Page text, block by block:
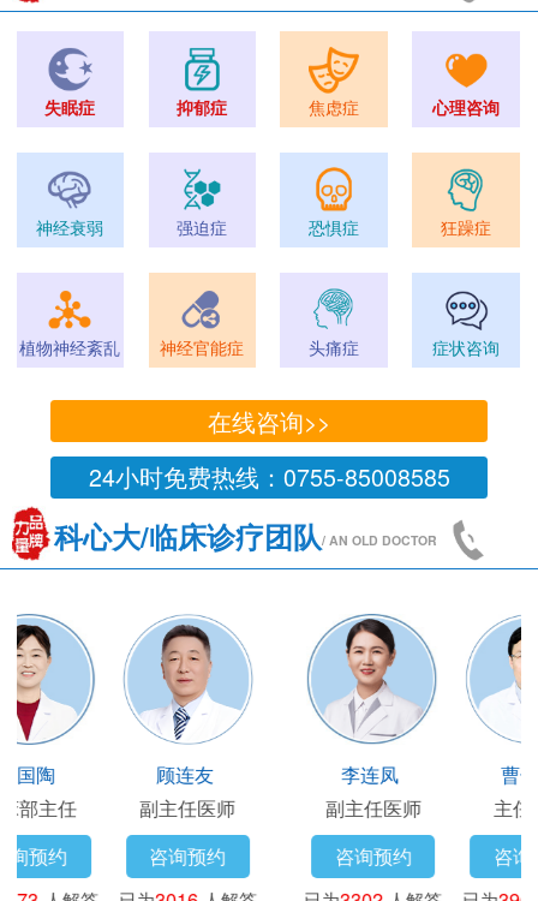
失眠症 抑郁症 焦虑症 心理咨询
神经衰弱 强迫症 恐惧症 狂躁症
植物神经紊乱 神经官能症 头痛症 症状咨询
在线咨询>>
24小时免费热线：0755-85008585
科心大/临床诊疗团队/ AN OLD DOCTOR
王凯
主任医师
咨询预约
王国陶
临床部主任
咨询预约
顾连友
副主任医师
咨询预约